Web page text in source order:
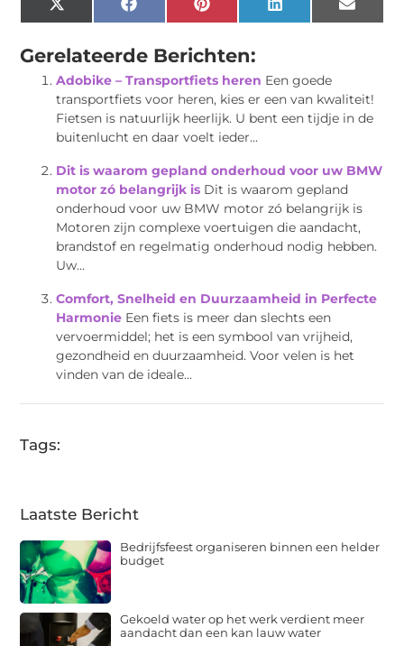
X
(Twitter)
FacebookPinterestLinkedInEmail
Gerelateerde Berichten:
Adobike – Transportfiets heren Een goede
transportfiets voor heren, kies er een van kwaliteit!
Fietsen is natuurlijk heerlijk. U bent een tijdje in de
buitenlucht en daar voelt ieder...
Dit is waarom gepland onderhoud voor uw BMW
motor zó belangrijk is Dit is waarom gepland
onderhoud voor uw BMW motor zó belangrijk is
Motoren zijn complexe voertuigen die aandacht,
brandstof en regelmatig onderhoud nodig hebben.
Uw...
Comfort, Snelheid en Duurzaamheid in Perfecte
Harmonie Een fiets is meer dan slechts een
vervoermiddel; het is een symbool van vrijheid,
gezondheid en duurzaamheid. Voor velen is het
vinden van de ideale...
Tags:
Laatste Bericht
Bedrijfsfeest organiseren binnen een helder
budget
Gekoeld water op het werk verdient meer
aandacht dan een kan lauw water